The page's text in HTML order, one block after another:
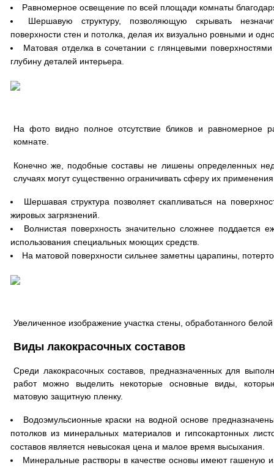
Равномерное освещение по всей площади комнаты
Шершавую структуру, позволяющую скрывать
поверхности стен и потолка, делая их визуально ровными и
Матовая отделка в сочетании с глянцевыми
глубину деталей интерьера.
На фото видно полное отсутствие бликов и равномерное
комнате.
Конечно же, подобные составы не лишены определенных
случаях могут существенно ограничивать сферу их
Шершавая структура позволяет скапливаться на
жировых загрязнений.
Волнистая поверхность значительно сложнее поддается
использования специальных моющих средств.
На матовой поверхности сильнее заметны царапины,
Увеличенное изображение участка стены, обработанного
Виды лакокрасочных составов
Среди лакокрасочных составов, предназначенных для
работ можно выделить некоторые основные виды,
матовую защитную пленку.
Водоэмульсионные краски на водной основе
потолков из минеральных материалов и гипсокартонных
составов является невысокая цена и малое время высыхания.
Минеральные растворы в качестве основы имеют гашеную